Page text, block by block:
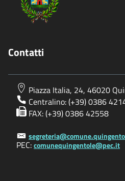
Contatti
Piazza Italia, 24, 46020
Centralino: (+39) 0386
FAX: (+39) 0386 42558
PEC:comunequingentole@pec.it